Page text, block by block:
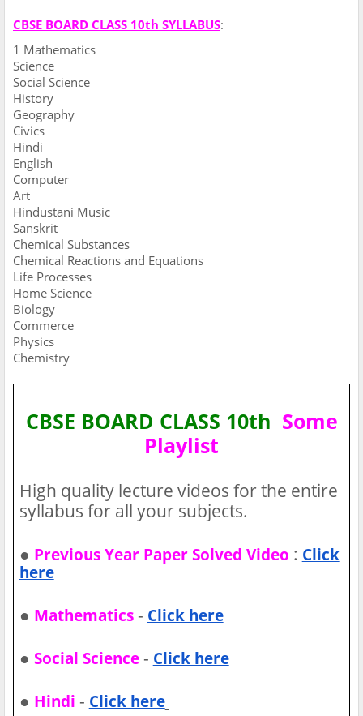
CBSE BOARD CLASS 10th SYLLABUS:
1 Mathematics
Science
Social Science
History
Geography
Civics
Hindi
English
Computer
Art
Hindustani Music
Sanskrit
Chemical Substances
Chemical Reactions and Equations
Life Processes
Home Science
Biology
Commerce
Physics
Chemistry
CBSE BOARD CLASS 10th Some
Playlist
High quality lecture videos for the entire
syllabus for all your subjects.
● Previous Year Paper Solved Video : Click
here
● Mathematics- Click here
● Social Science- Click here
● Hindi - Click here